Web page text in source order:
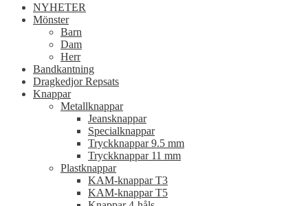
NYHETER
Mönster
Barn
Dam
Herr
Bandkantning
Dragkedjor Repsats
Knappar
Metallknappar
Jeansknappar
Specialknappar
Tryckknappar 9.5 mm
Tryckknappar 11 mm
Plastknappar
KAM-knappar T3
KAM-knappar T5